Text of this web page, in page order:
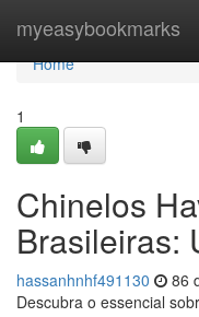
myeasybookmarks
Home
Home
1
Chinelos
Brasileiras:
hassanhnhf491130 86
Descubra o essencial